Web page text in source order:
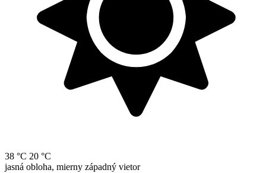
38 °C 20 °C
jasná obloha, mierny západný vietor